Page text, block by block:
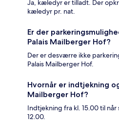
Ja, kæledyr er tilladt. Der
kæledyr pr. nat.
Er der
Palais Mailberger Hof?
Der er desværre ikke
Palais Mailberger Hof.
Hvornår er indtjekning
Mailberger Hof?
Indtjekning fra kl. 15.00 til
12.00.